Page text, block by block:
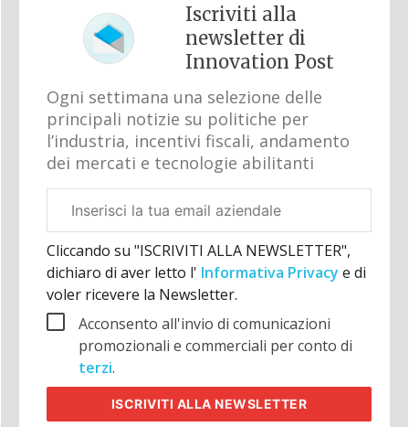
Iscriviti alla
newsletter di
Innovation Post
Ogni settimana una selezione delle
principali notizie su politiche per
l’industria, incentivi fiscali, andamento
dei mercati e tecnologie abilitanti
aziendale
Cliccando su "ISCRIVITI ALLA NEWSLETTER",
dichiaro di aver letto l' Informativa Privacy e di
voler ricevere la Newsletter.
Acconsento all'invio di comunicazioni
promozionali e commerciali per conto di
terzi.
ISCRIVITI ALLA NEWSLETTER